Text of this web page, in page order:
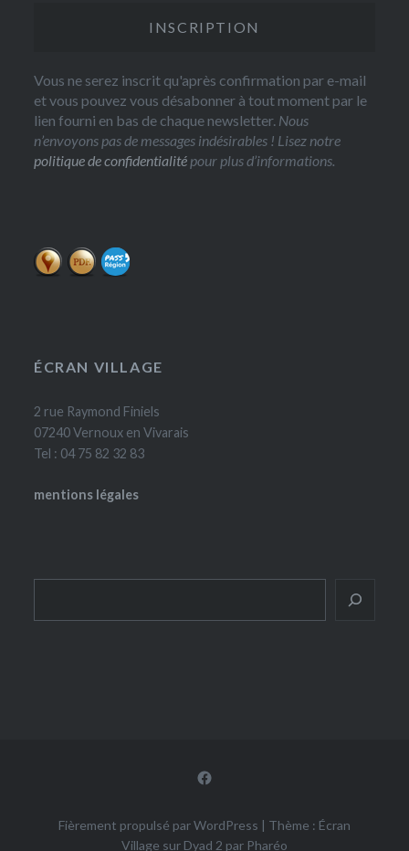
Vous ne serez inscrit qu'après confirmation par e-mail
et vous pouvez vous désabonner à tout moment par le
lien fourni en bas de chaque newsletter. Nous
n’envoyons pas de messages indésirables ! Lisez notre
politique de confidentialité pour plus d’informations.
ÉCRAN VILLAGE
2 rue Raymond Finiels
07240 Vernoux en Vivarais
Tel : 04 75 82 32 83
mentions légales
Facebook
Fièrement propulsé par WordPress | Thème : Écran
Village sur Dyad 2 par Pharéo